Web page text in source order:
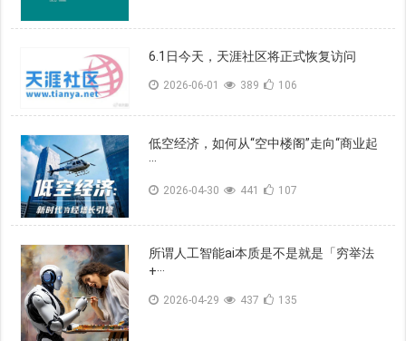
6.1日今天，天涯社区将正式恢复访问
2026-06-01 389 106
低空经济，如何从“空中楼阁”走向“商业起
···
2026-04-30 441 107
所谓人工智能ai本质是不是就是「穷举法
+···
2026-04-29 437 135